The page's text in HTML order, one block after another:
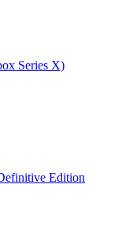
Series X)
Edition